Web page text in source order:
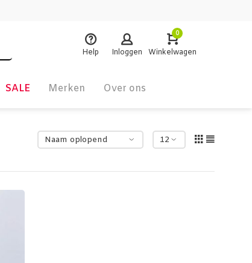
Help Inloggen
0
Winkelwagen
SALE Merken Over ons